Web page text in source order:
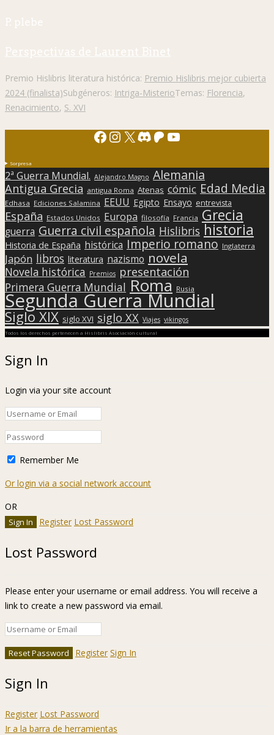
P. plebe
Perspectivas de Laurent Binet
Premio Hislibris literatura histórica: Premio Hislibris mejor cubierta
2024 (finalista)Subgéneros: Intriga-MisterioTemas: Florencia,
Renacimiento, S. XVI
Facebook
Instagram
X Discord
Patreon
YouTube
Sorpresa
2ª Guerra Mundial. Alejandro Magno Alemania
Antigua Grecia antigua Roma Atenas cómic Edad Media
Edhasa Ediciones Salamina EEUU Egipto Ensayo entrevista
España Estados Unidos Europa filosofía Francia Grecia
guerra Guerra civil española Hislibris historia
Historia de España histórica Imperio romano Inglaterra
Japón libros literatura nazismo novela
Novela histórica Premios presentación
Primera Guerra Mundial Roma Rusia
Segunda Guerra Mundial
Siglo XIX siglo XVI siglo XX Viajes vikingos
Todos los derechos pertenecen a Hislibris Asociación cultural
Sign In
Login via your site account
Remember Me
Or login via a social network account
OR
Register Lost Password
Lost Password
Please enter your username or email address. You will receive a
link to create a new password via email.
Register Sign In
Sign In
Register Lost Password
Ir a la barra de herramientas